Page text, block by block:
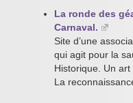
La ronde des
Carnaval.
Site d’une
qui agit pour la
Historique. Un
La